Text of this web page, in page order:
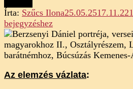
Írta: Szűcs Ilona25.05.2517.11.22
bejegyzéshez
Az elemzés vázlata: